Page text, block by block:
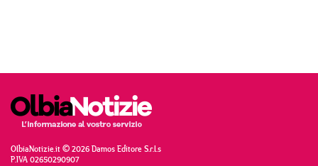
OlbiaNotizie.it © 2026 Damos Editore S.r.l.s
P.IVA 02650290907